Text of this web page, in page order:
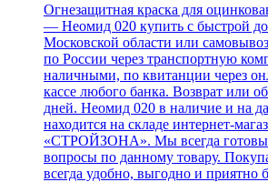
Огнезащитная краска для
— Неомид 020 купить с быстрой
Московской области или
по России через транспортную
наличными, по квитанции через
кассе любого банка. Возврат или
дней. Неомид 020 в наличие и на
находится на складе интернет-
«СТРОЙЗОНА». Мы всегда готовы
вопросы по данному товару.
всегда удобно, выгодно и приятно